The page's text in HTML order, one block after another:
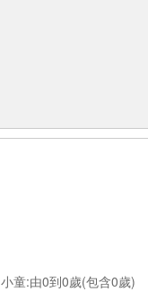
小童:由0到0歲(包含0歲)